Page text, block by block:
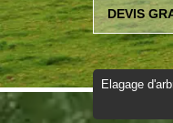
DEVIS
Elagage